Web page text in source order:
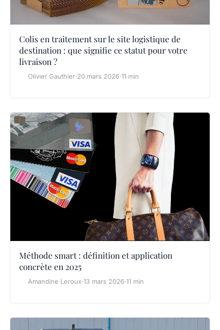
Colis en traitement sur le site logistique de
destination : que signifie ce statut pour votre
livraison ?
Olivier Gauthier·20 mars 2026·11 min
Méthode smart : définition et application
concrète en 2025
Amandine Leroux·13 mars 2026·11 min